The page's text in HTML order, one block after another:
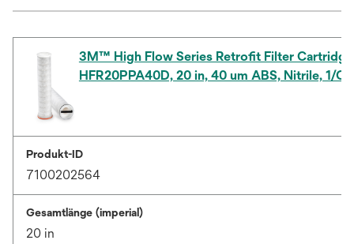
3M™ High Flow Series Retrofit Filter
HFR20PPA40D, 20 in, 40 um ABS, Nitrile, 1/
Produkt-ID
7100202564
Gesamtlänge (imperial)
20 in